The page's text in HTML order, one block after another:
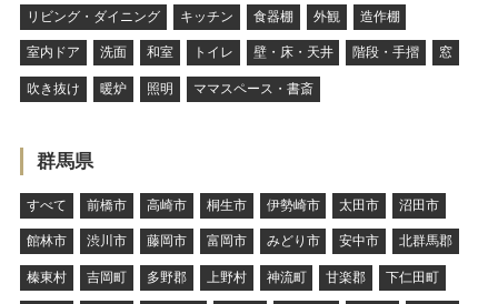
リビング・ダイニング キッチン 食器棚 外観 造作棚
室内ドア 洗面 和室 トイレ 壁・床・天井 階段・手摺 窓
吹き抜け 暖炉 照明 ママスペース・書斎
群馬県
すべて 前橋市 高崎市 桐生市 伊勢崎市 太田市 沼田市
館林市 渋川市 藤岡市 富岡市 みどり市 安中市 北群馬郡
榛東村 吉岡町 多野郡 上野村 神流町 甘楽郡 下仁田町